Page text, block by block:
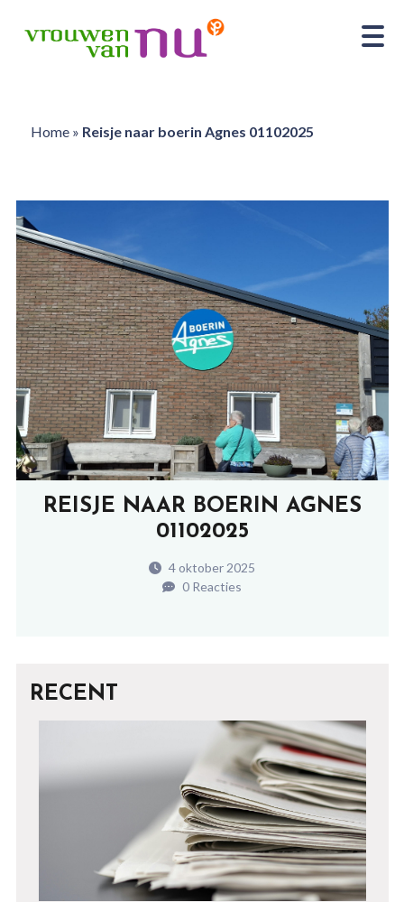
Home» Reisje naar boerin Agnes 01102025
REISJE NAAR BOERIN AGNES
01102025
4 oktober 2025
0 Reacties
RECENT